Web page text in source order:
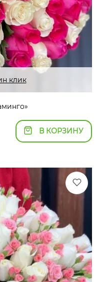
клик
В КОРЗИНУ